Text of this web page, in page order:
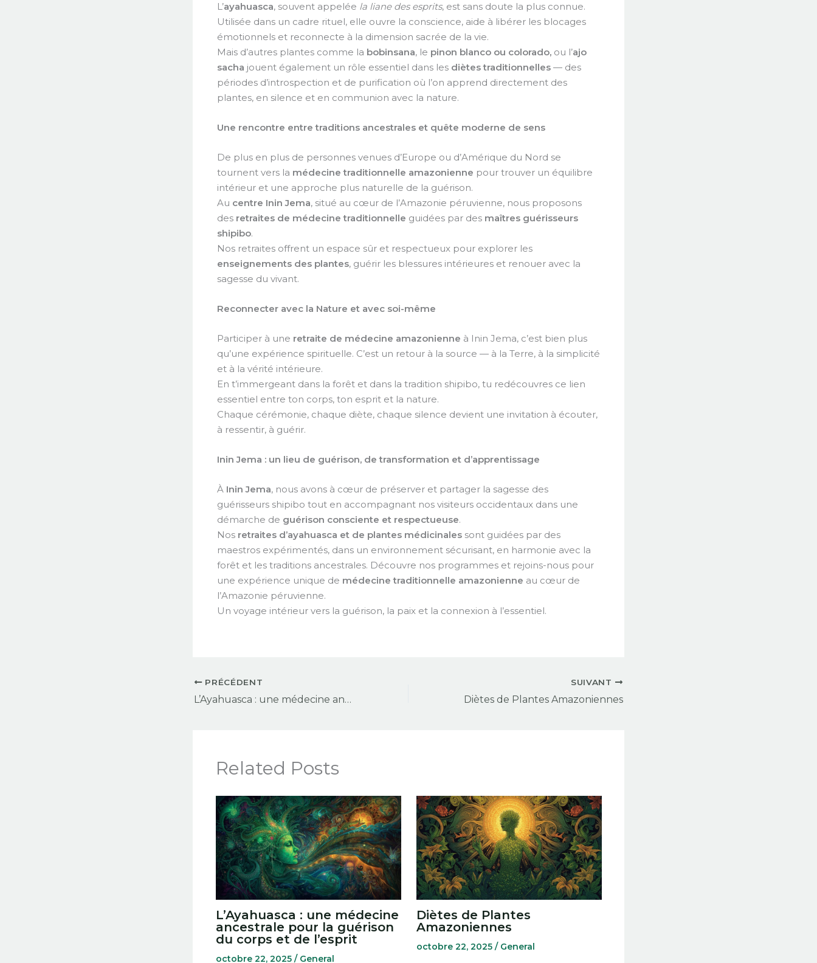
L’ayahuasca, souvent appelée la liane des esprits, est sans doute la plus connue.
Utilisée dans un cadre rituel, elle ouvre la conscience, aide à libérer les blocages
émotionnels et reconnecte à la dimension sacrée de la vie.
Mais d’autres plantes comme la bobinsana, le pinon blanco ou colorado, ou l’ajo
sacha jouent également un rôle essentiel dans les diètes traditionnelles — des
périodes d’introspection et de purification où l’on apprend directement des
plantes, en silence et en communion avec la nature.
Une rencontre entre traditions ancestrales et quête moderne de sens
De plus en plus de personnes venues d’Europe ou d’Amérique du Nord se
tournent vers la médecine traditionnelle amazonienne pour trouver un équilibre
intérieur et une approche plus naturelle de la guérison.
Au centre Inin Jema, situé au cœur de l’Amazonie péruvienne, nous proposons
des retraites de médecine traditionnelle guidées par des maîtres guérisseurs
shipibo.
Nos retraites offrent un espace sûr et respectueux pour explorer les
enseignements des plantes, guérir les blessures intérieures et renouer avec la
sagesse du vivant.
Reconnecter avec la Nature et avec soi-même
Participer à une retraite de médecine amazonienne à Inin Jema, c’est bien plus
qu’une expérience spirituelle. C’est un retour à la source — à la Terre, à la simplicité
et à la vérité intérieure.
En t’immergeant dans la forêt et dans la tradition shipibo, tu redécouvres ce lien
essentiel entre ton corps, ton esprit et la nature.
Chaque cérémonie, chaque diète, chaque silence devient une invitation à écouter,
à ressentir, à guérir.
Inin Jema : un lieu de guérison, de transformation et d’apprentissage
À Inin Jema, nous avons à cœur de préserver et partager la sagesse des
guérisseurs shipibo tout en accompagnant nos visiteurs occidentaux dans une
démarche de guérison consciente et respectueuse.
Nos retraites d’ayahuasca et de plantes médicinales sont guidées par des
maestros expérimentés, dans un environnement sécurisant, en harmonie avec la
forêt et les traditions ancestrales. Découvre nos programmes et rejoins-nous pour
une expérience unique de médecine traditionnelle amazonienne au cœur de
l’Amazonie péruvienne.
Un voyage intérieur vers la guérison, la paix et la connexion à l’essentiel.
PRÉCÉDENT
L’Ayahuasca : une médecine ancestrale pour la guérison du corps et de l’esprit
SUIVANT
Diètes de Plantes Amazoniennes
Related Posts
L’Ayahuasca : une médecine
ancestrale pour la guérison
du corps et de l’esprit
octobre 22, 2025 / General
Diètes de Plantes
Amazoniennes
octobre 22, 2025 / General